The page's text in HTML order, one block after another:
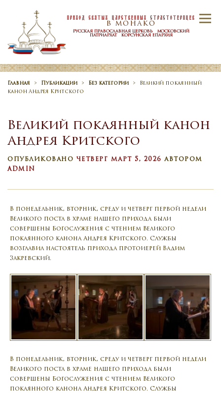
Menu
Приход Святых Царственных Страстотерпцев
В МОНАКО
РУССКАЯ ПРАВОСЛАВНАЯ ЦЕРКОВЬ МОСКОВСКИЙ
ПАТРИАРХАТ КОРСУНСКАЯ ЕПАРХИЯ
ГЛАВНАЯ ПРИХОД НОВОСТИ
РАСПИСАНИЕ ТАИНСТВА
КОНТАКТЫ
Главная > Публикации > Без категории >
Великий покаянный
канон Андрея Критского
Великий покаянный канон
Андрея Критского
ОПУБЛИКОВАНО ЧЕТВЕРГ МАРТ 5, 2026 АВТОРОМ
ADMIN
В понедельник, вторник, среду и четверг первой недели
Великого поста в храме нашего прихода были
совершены Богослужения с чтением Великого
покаянного канона Андрея Критского. Службы
возглавил настоятель прихода протоиерей Вадим
Закревский.
В понедельник, вторник, среду и четверг первой недели
Великого поста в храме нашего прихода были
совершены Богослужения с чтением Великого
покаянного канона Андрея Критского. Службы